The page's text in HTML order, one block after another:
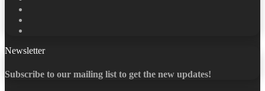
Newsletter
Subscribe to our mailing list to get the new updates!